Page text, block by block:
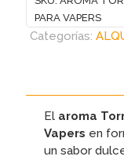
(LONGFILL)
PARA VAPERS
Categorías:
El aroma
Vapers en
un sabor